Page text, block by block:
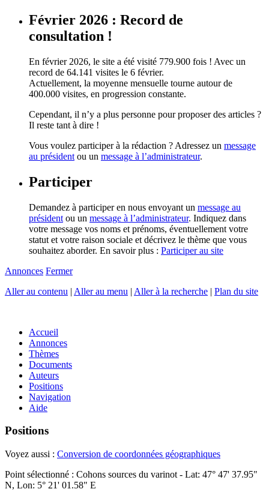
Février 2026 : Record de
consultation !
En février 2026, le site a été visité 779.900 fois ! Avec un
record de 64.141 visites le 6 février.
Actuellement, la moyenne mensuelle tourne autour de
400.000 visites, en progression constante.
Cependant, il n’y a plus personne pour proposer des articles ?
Il reste tant à dire !
Vous voulez participer à la rédaction ? Adressez un message
au président ou un message à l’administrateur.
Participer
Demandez à participer en nous envoyant un message au
président ou un message à l’administrateur. Indiquez dans
votre message vos noms et prénoms, éventuellement votre
statut et votre raison sociale et décrivez le thème que vous
souhaitez aborder. En savoir plus : Participer au site
Annonces Fermer
Aller au contenu | Aller au menu | Aller à la recherche | Plan du site
Accueil
Annonces
Thèmes
Documents
Auteurs
Positions
Navigation
Aide
Positions
Voyez aussi : Conversion de coordonnées géographiques
Point sélectionné : Cohons sources du varinot - Lat: 47° 47' 37.95"
N, Lon: 5° 21' 01.58" E